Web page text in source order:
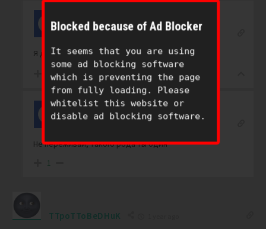
Reply toFenrir
Я думал что один такого рода. А кто они?
-1
Cooper Reply to
Не переживай, такого рода ты один
1
TTpoTToBeDHuK
Blocked because of Ad Blocker
It seems that you are using
some ad blocking software
which is preventing the page
from fully loading. Please
whitelist this website or
disable ad blocking software.